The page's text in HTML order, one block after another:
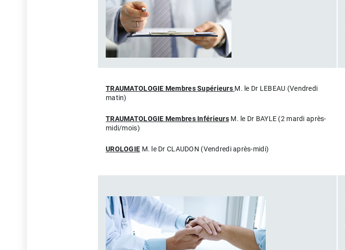
TRAUMATOLOGIE Membres Supérieurs M. le Dr LEBEAU (Vendredi
matin)
TRAUMATOLOGIE Membres InférieursM. le Dr BAYLE (2 mardi après-
midi/mois)
UROLOGIE M. le Dr CLAUDON (Vendredi après-midi)